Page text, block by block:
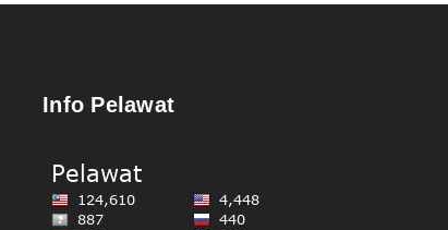
Info Pelawat